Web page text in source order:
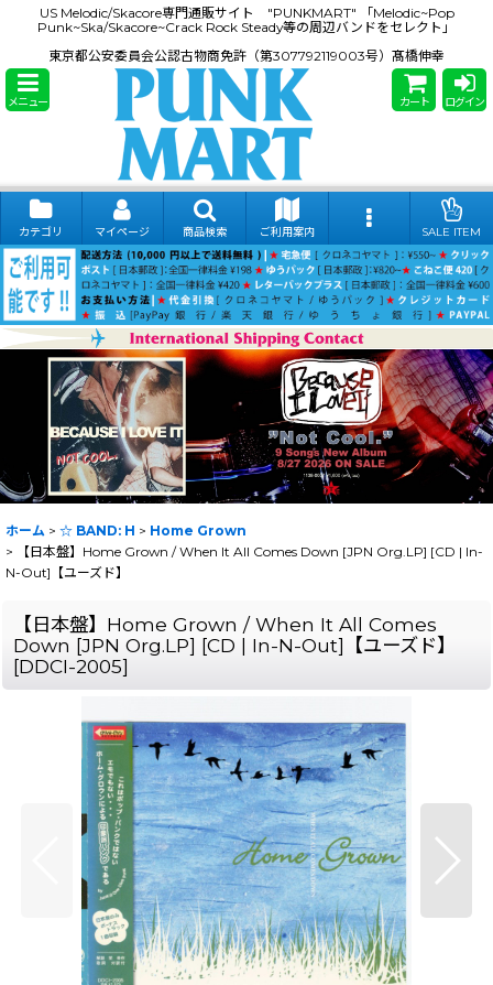
US Melodic/Skacore専門通販サイト "PUNKMART" 「Melodic~Pop
Punk~Ska/Skacore~Crack Rock Steady等の周辺バンドをセレクト」
東京都公安委員会公認古物商免許（第307792119003号）髙橋伸幸
メニュー カート ログイン
カテゴリ マイページ 商品検索 ご利用案内 SALE ITEM
ホーム > ☆ BAND: H > Home Grown
>
【日本盤】Home Grown / When It All Comes Down [JPN Org.LP] [CD | In-
N-Out]【ユーズド】
【日本盤】Home Grown / When It All Comes
Down [JPN Org.LP] [CD | In-N-Out]【ユーズド】
[DDCI-2005]